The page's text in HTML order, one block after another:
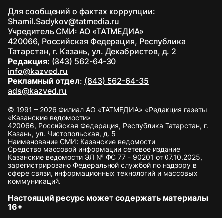
Для сообщений о фактах коррупции:
Shamil.Sadykov@tatmedia.ru
Учредитель СМИ: АО «ТАТМЕДИА»
420066, Российская Федерация, Республика
Татарстан, г. Казань, ул. Декабристов, д. 2
Редакция: (843) 562-64-30
info@kazved.ru
Рекламный отдел: (843) 562-64-35
ads@kazved.ru
© 1991 – 2026 Филиал АО «ТАТМЕДИА» «Редакция газеты
«Казанские ведомости»
420066, Российская Федерация, Республика Татарстан, г.
Казань, ул. Чистопольская, д. 5
Наименование СМИ: Казанские ведомости
Средство массовой информации сетевое издание
Казанские ведомости ЭЛ № ФС 77 - 90201 от 07.10.2025,
зарегистрировано Федеральной службой по надзору в
сфере связи, информационных технологий и массовых
коммуникаций.
Настоящий ресурс может содержать материалы
16+